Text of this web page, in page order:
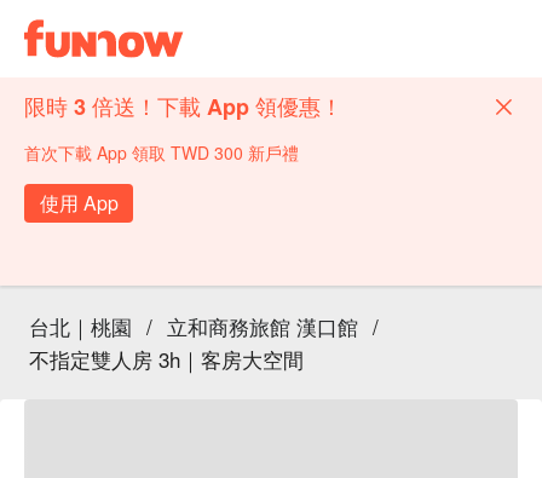
限時 3 倍送！下載 App 領優惠！
首次下載 App 領取 TWD 300 新戶禮
使用 App
台北｜桃園 / 立和商務旅館 漢口館 /
不指定雙人房 3h｜客房大空間